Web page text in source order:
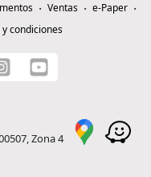
Ventas
e-Paper
condiciones
Zona 4